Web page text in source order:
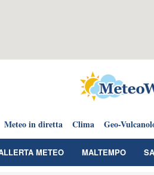
Meteo in diretta Clima Geo-
METEO MALTEMPO